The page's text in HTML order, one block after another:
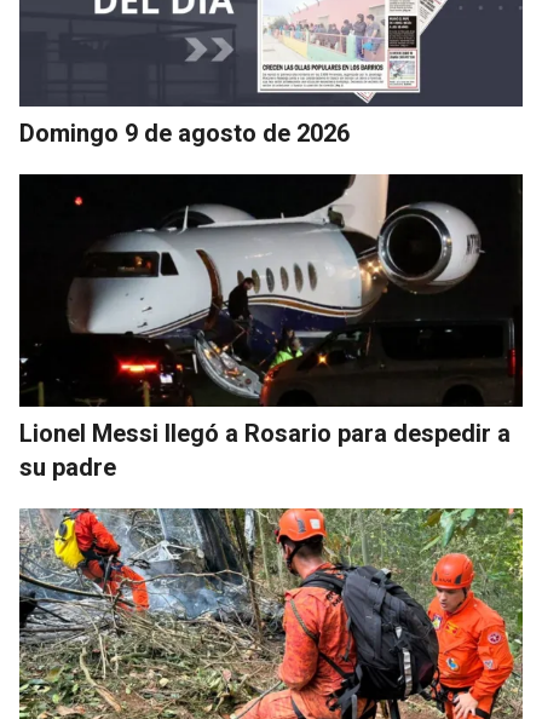
Domingo 9 de agosto de 2026
Lionel Messi llegó a Rosario para despedir a
su padre